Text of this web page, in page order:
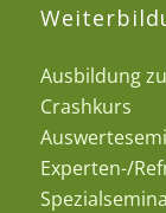
Ausbildung
Crashkurs
Experten-/